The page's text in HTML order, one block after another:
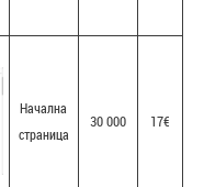
Начална
страница
30 000 17€